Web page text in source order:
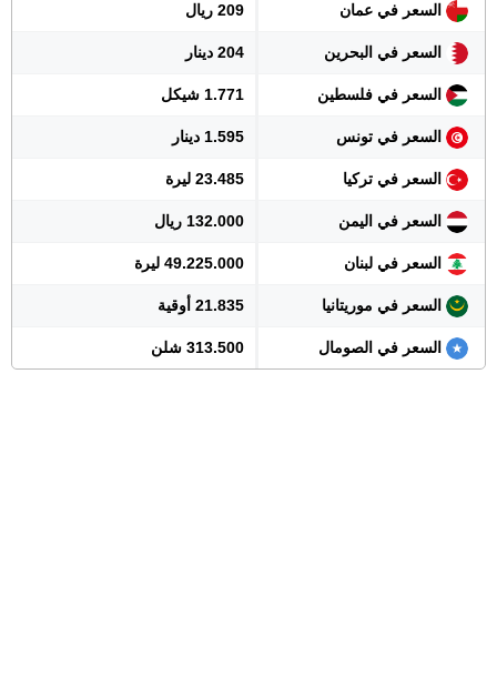
السعر في عمان 209 ريال
السعر في البحرين 204 دينار
السعر في فلسطين 1.771 شيكل
السعر في تونس 1.595 دينار
السعر في تركيا 23.485 ليرة
السعر في اليمن 132.000 ريال
السعر في لبنان 49.225.000 ليرة
السعر في موريتانيا 21.835 أوقية
السعر في الصومال 313.500 شلن